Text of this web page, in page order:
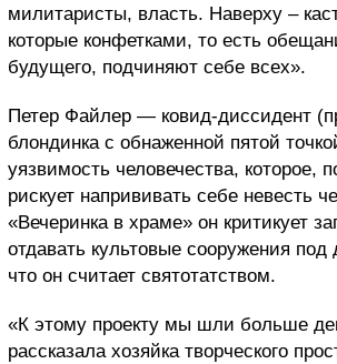
милитаристы, власть. Наверху –
которые конфетками, то есть
будущего, подчиняют себе всех».
Петер Файлер — ковид-диссидент
блондинка с обнаженной пятой
уязвимость человечества, которое,
рискует напрививать себе невесть
«Вечеринка в храме» он критикует
отдавать культовые сооружения под
что он считает святотатством.
«К этому проекту мы шли больше
рассказала хозяйка творческого